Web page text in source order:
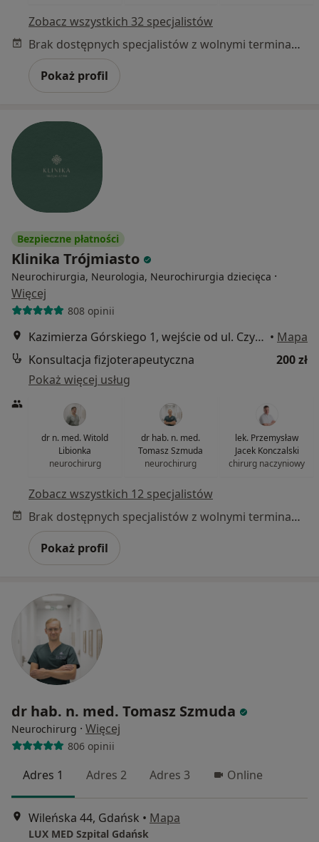
Zobacz wszystkich 32 specjalistów
Brak dostępnych specjalistów z wolnymi terminami w tym centrum medycznym.
Pokaż profil
Bezpieczne płatności
Klinika Trójmiasto
Neurochirurgia, Neurologia, Neurochirurgia dziecięca ·
Więcej
808 opinii
Kazimierza Górskiego 1, wejście od ul. Czyżewskiego: Hala Gimnastyczna Leszka Blanika, 1 piętro, Gdańsk • Mapa
Konsultacja fizjoterapeutyczna
200 zł
Pokaż więcej usług
dr n. med. Witold
Libionka
neurochirurg
dr hab. n. med.
Tomasz Szmuda
neurochirurg
lek. Przemysław
Jacek Konczalski
chirurg naczyniowy
Zobacz wszystkich 12 specjalistów
Brak dostępnych specjalistów z wolnymi terminami w tym centrum medycznym.
Pokaż profil
dr hab. n. med. Tomasz Szmuda
Neurochirurg · Więcej
806 opinii
Adres 1 Adres 2 Adres 3 Online
Wileńska 44, Gdańsk • Mapa
LUX MED Szpital Gdańsk